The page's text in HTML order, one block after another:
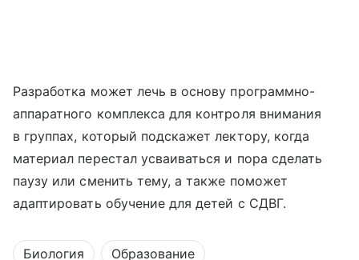
Разработка может лечь в основу программно-
аппаратного комплекса для контроля внимания
в группах, который подскажет лектору, когда
материал перестал усваиваться и пора сделать
паузу или сменить тему, а также поможет
адаптировать обучение для детей с СДВГ.
Биология Образование